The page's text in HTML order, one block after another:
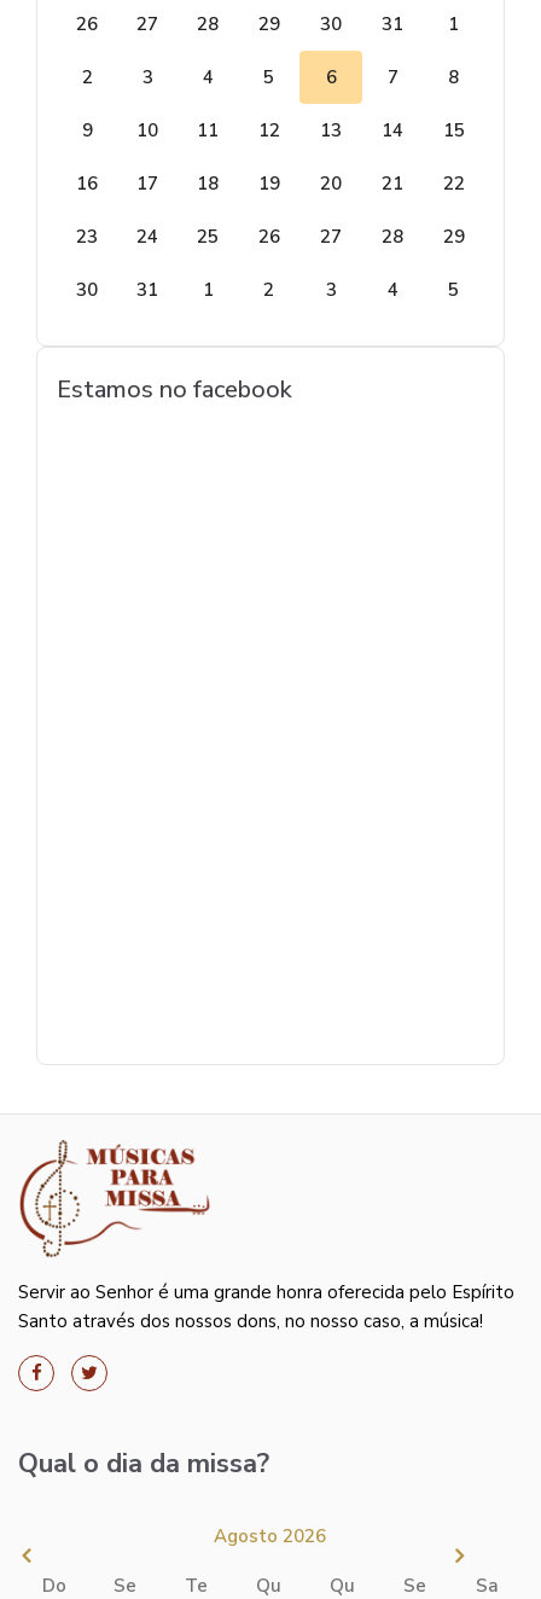
26 27 28 29 30 31 1
2 3 4 5 6 7 8
9 10 11 12 13 14 15
16 17 18 19 20 21 22
23 24 25 26 27 28 29
30 31 1 2 3 4 5
Estamos no facebook
Servir ao Senhor é uma grande honra oferecida pelo Espírito
Santo através dos nossos dons, no nosso caso, a música!
Qual o dia da missa?
Agosto 2026
Do Se Te Qu Qu Se
Sa